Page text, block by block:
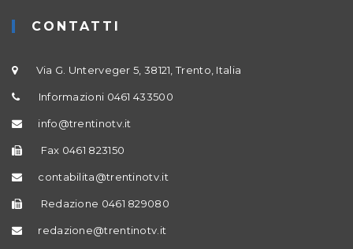
CONTATTI
Via G. Unterveger 5, 38121, Trento, Italia
Informazioni 0461 433500
info@trentinotv.it
Fax 0461 823150
contabilita@trentinotv.it
Redazione 0461 829080
redazione@trentinotv.it